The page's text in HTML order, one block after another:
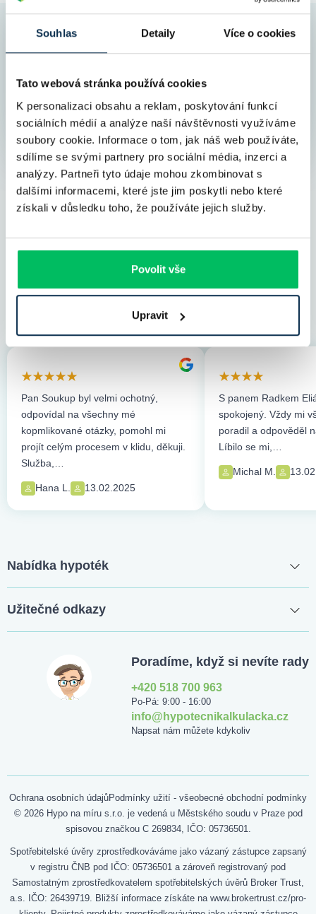
Souhlas Detaily Více o cookies
Tato webová stránka používá cookies
K personalizaci obsahu a reklam, poskytování funkcí
sociálních médií a analýze naší návštěvnosti využíváme
soubory cookie. Informace o tom, jak náš web používáte,
sdílíme se svými partnery pro sociální média, inzerci a
analýzy. Partneři tyto údaje mohou zkombinovat s
dalšími informacemi, které jste jim poskytli nebo které
získali v důsledku toho, že používáte jejich služby.
Povolit vše
Upravit
Zvládneme i 100% hypotéku
Spočítat hypotéku
Co říkají klienti
4.8
Hyponamíru s.r.o. hodnotilo více než 460
klientů.
Pan Soukup byl velmi ochotný,
odpovídal na všechny mé
kopmlikované otázky, pomohl mi
projít celým procesem v klidu, děkuji.
Služba,…
Hana L. 13.02.2025
S panem Radkem
spokojený. Vždy mi
poradil a odpověděl
Líbilo se mi,…
Michal M.
Nabídka hypoték
Užitečné odkazy
Poradíme, když si nevíte rady
+420 518 700 963
Po-Pá: 9:00 - 16:00
info@hypotecnikalkulacka.cz
Napsat nám můžete kdykoliv
Ochrana osobních údajůPodmínky užití - všeobecné obchodní podmínky
© 2026 Hypo na míru s.r.o. je vedená u Městského soudu v Praze pod
spisovou značkou C 269834, IČO: 05736501.
Spotřebitelské úvěry zprostředkováváme jako vázaný zástupce zapsaný
v registru ČNB pod IČO: 05736501 a zároveň registrovaný pod
Samostatným zprostředkovatelem spotřebitelských úvěrů Broker Trust,
a.s. IČO: 26439719. Bližší informace získáte na www.brokertrust.cz/pro-